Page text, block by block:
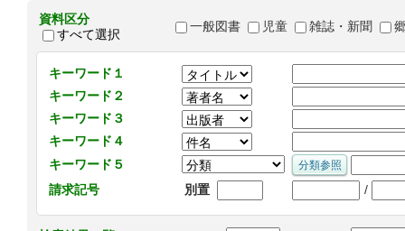
資料区分
すべて選択
一般図書 児童 雑誌・新聞
キーワード１
キーワード２
キーワード３
キーワード４
キーワード５
請求記号
別置 /